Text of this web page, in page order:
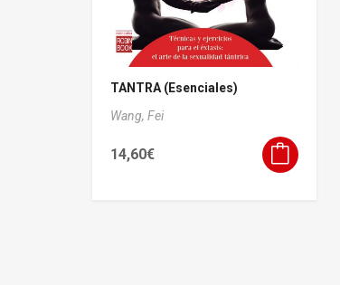
TANTRA (Esenciales)
Wang, Fei
14,60€